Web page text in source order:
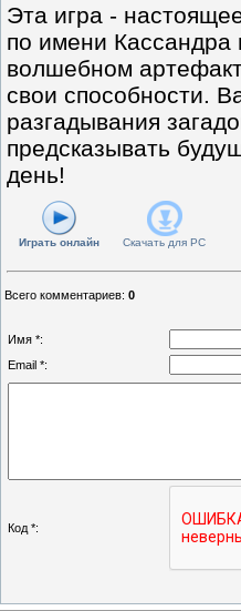
Эта игра -
по имени Кассандра
волшебном
свои способности.
разгадывания
предсказывать
день!
Играть онлайн Скачать для PC
Всего комментариев: 0
Имя *:
Email *:
Код *: